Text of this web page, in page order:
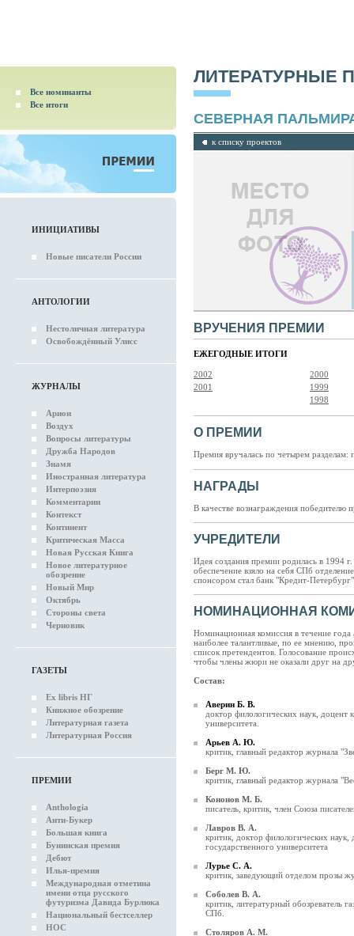
Все номинанты
Все итоги
ИНИЦИАТИВЫ
Новые писатели России
АНТОЛОГИИ
Нестоличная литература
Освобождённый Улисс
ЖУРНАЛЫ
Арион
Воздух
Вопросы литературы
Дружба Народов
Знамя
Иностранная литература
Интерпоэзия
Комментарии
Контекст
Континент
Критическая Масса
Новая Русская Книга
Новое литературное
обозрение
Новый Мир
Октябрь
Стороны света
Черновик
ГАЗЕТЫ
Ex libris НГ
Книжное обозрение
Литературная газета
Литературная Россия
ПРЕМИИ
Anthologia
Анти-Букер
Большая книга
Бунинская премия
Дебют
Илья-премия
Международная отметина
имени отца русского
футуризма Давида Бурлюка
Национальный бестселлер
НОС
ЛИТЕРАТУРНЫЕ
СЕВЕРНАЯ
к списку проектов
ВРУЧЕНИЯ ПРЕМИИ
ЕЖЕГОДНЫЕ ИТОГИ
2002
2001
2000
1999
1998
О ПРЕМИИ
Премия вручалась по четырем разделам:
НАГРАДЫ
В качестве вознаграждения
УЧРЕДИТЕЛИ
Идея создания премии родилась в 1994
обеспечение взяло на себя СПб
спонсором стал банк "Кредит-
НОМИНАЦИОННАЯ
Номинационная комиссия в течение года
наиболее талантливые, по ее мнению,
список претендентов. Голосование
чтобы члены жюри не оказали друг на
Состав:
Аверин Б. В.
доктор филологических наук, доцент
университета.
Арьев А. Ю.
критик, главный редактор журнала
Берг М. Ю.
критик, главный редактор журнала
Кононов М. Б.
писатель, критик, член Союза
Лавров В. А.
критик, доктор филологических
государственного университета
Лурье С. А.
критик, заведующий отделом прозы
Соболев В. А.
критик, литературный обозреватель
СПб.
Столяров А. М.